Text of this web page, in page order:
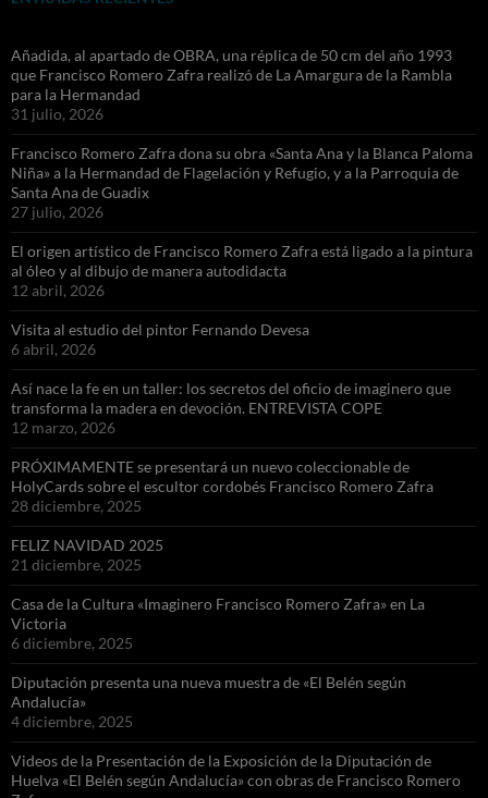
Añadida, al apartado de OBRA, una réplica de 50 cm del año 1993
que Francisco Romero Zafra realizó de La Amargura de la Rambla
para la Hermandad
31 julio, 2026
Francisco Romero Zafra dona su obra «Santa Ana y la Blanca Paloma
Niña» a la Hermandad de Flagelación y Refugio, y a la Parroquia de
Santa Ana de Guadix
27 julio, 2026
El origen artístico de Francisco Romero Zafra está ligado a la pintura
al óleo y al dibujo de manera autodidacta
12 abril, 2026
Visita al estudio del pintor Fernando Devesa
6 abril, 2026
Así nace la fe en un taller: los secretos del oficio de imaginero que
transforma la madera en devoción. ENTREVISTA COPE
12 marzo, 2026
PRÓXIMAMENTE se presentará un nuevo coleccionable de
HolyCards sobre el escultor cordobés Francisco Romero Zafra
28 diciembre, 2025
FELIZ NAVIDAD 2025
21 diciembre, 2025
Casa de la Cultura «Imaginero Francisco Romero Zafra» en La
Victoria
6 diciembre, 2025
Diputación presenta una nueva muestra de «El Belén según
Andalucía»
4 diciembre, 2025
Videos de la Presentación de la Exposición de la Diputación de
Huelva «El Belén según Andalucía» con obras de Francisco Romero